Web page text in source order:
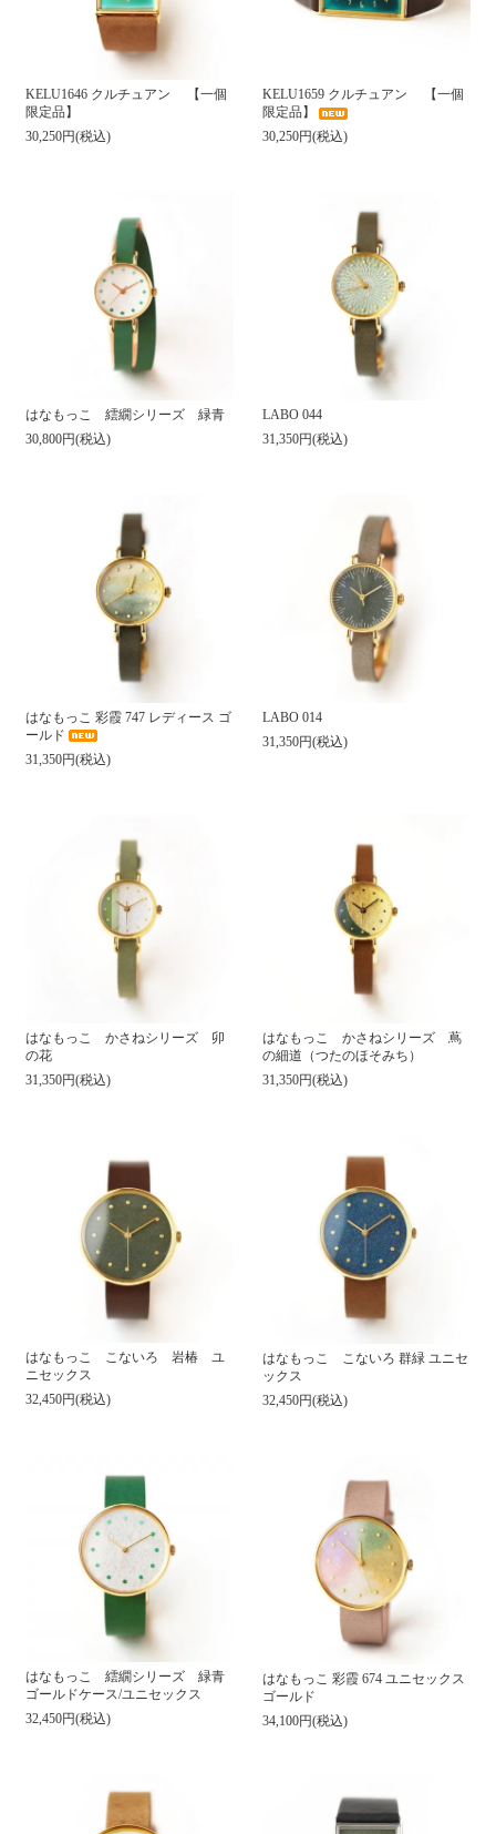
KELU1646 クルチュアン 【一個
限定品】
30,250円(税込)
KELU1659 クルチュアン 【一個
限定品】
30,250円(税込)
はなもっこ 繧繝シリーズ 緑青
30,800円(税込)
LABO 044
31,350円(税込)
はなもっこ 彩霞 747 レディース ゴ
ールド
31,350円(税込)
LABO 014
31,350円(税込)
はなもっこ かさねシリーズ 卯
の花
31,350円(税込)
はなもっこ かさねシリーズ 蔦
の細道（つたのほそみち）
31,350円(税込)
はなもっこ こないろ 岩椿 ユ
ニセックス
32,450円(税込)
はなもっこ こないろ 群緑 ユニセ
ックス
32,450円(税込)
はなもっこ 繧繝シリーズ 緑青
ゴールドケース/ユニセックス
32,450円(税込)
はなもっこ 彩霞 674 ユニセックス
ゴールド
34,100円(税込)